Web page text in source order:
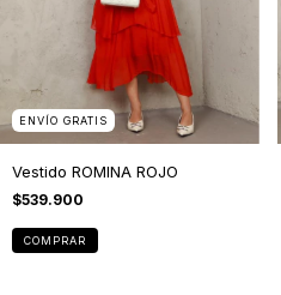
ENVÍO GRATIS
Vestido ROMINA ROJO
$539.900
COMPRAR